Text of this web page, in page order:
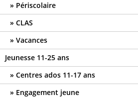
Périscolaire
CLAS
Vacances
Jeunesse 11-25 ans
Centres ados 11-17 ans
Engagement jeune